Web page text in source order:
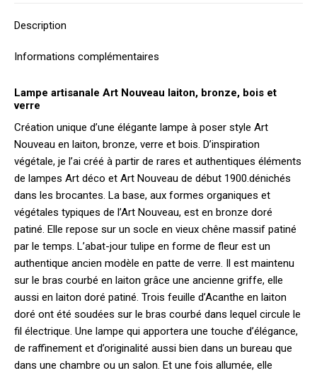
Description
Informations complémentaires
Lampe artisanale Art Nouveau laiton, bronze, bois et
verre
Création unique d’une élégante lampe à poser style Art
Nouveau en laiton, bronze, verre et bois. D’inspiration
végétale, je l’ai créé à partir de rares et authentiques éléments
de lampes Art déco et Art Nouveau de début 1900.dénichés
dans les brocantes. La base, aux formes organiques et
végétales typiques de l’Art Nouveau, est en bronze doré
patiné. Elle repose sur un socle en vieux chêne massif patiné
par le temps. L’abat-jour tulipe en forme de fleur est un
authentique ancien modèle en patte de verre. Il est maintenu
sur le bras courbé en laiton grâce une ancienne griffe, elle
aussi en laiton doré patiné. Trois feuille d’Acanthe en laiton
doré ont été soudées sur le bras courbé dans lequel circule le
fil électrique. Une lampe qui apportera une touche d’élégance,
de raffinement et d’originalité aussi bien dans un bureau que
dans une chambre ou un salon. Et une fois allumée, elle